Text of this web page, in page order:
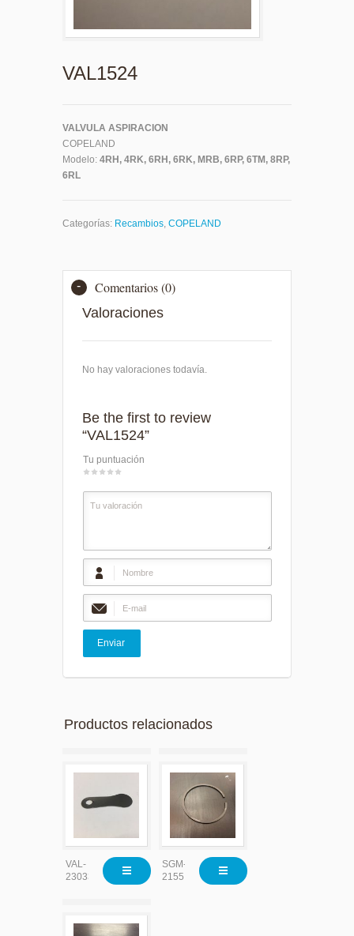
VAL1524
VALVULA ASPIRACION
COPELAND
Modelo: 4RH, 4RK, 6RH, 6RK, MRB, 6RP, 6TM, 8RP,
6RL
Categorías: Recambios, COPELAND
Comentarios (0)
Valoraciones
No hay valoraciones todavía.
Be the first to review
“VAL1524”
Tu puntuación
Productos relacionados
VAL-
23033
SGM-
2155